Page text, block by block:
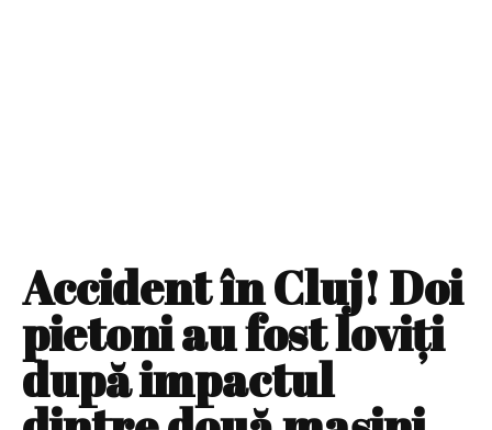
Accident în Cluj! Doi
pietoni au fost loviţi
după impactul